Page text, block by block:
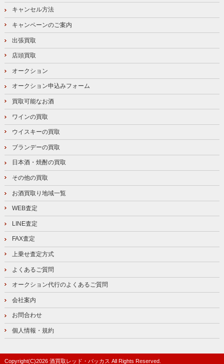
キャンセル方法
キャンペーンのご案内
出張買取
店頭買取
オークション
オークション申込みフォーム
買取可能なお酒
ワインの買取
ウイスキーの買取
ブランデーの買取
日本酒・焼酎の買取
その他の買取
お酒買取り地域一覧
WEB査定
LINE査定
FAX査定
上乗せ査定方式
よくあるご質問
オークション代行のよくあるご質問
会社案内
お問合わせ
個人情報・規約
Copyright(C)2026 酒買取レッド・バッカス All Rights Reserved.